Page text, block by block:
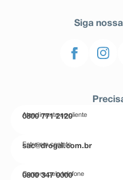
Siga
Atendimento ao cliente
0800 771 2120
Entre em contato
sac@drogal.com.br
Compre pelo telefone
0800 347 0000